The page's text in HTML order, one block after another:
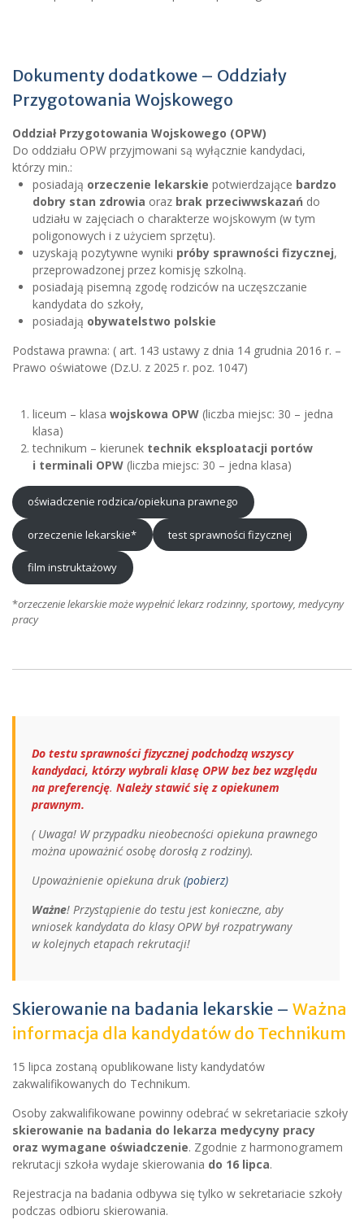
Dokumenty dodatkowe – Oddziały
Przygotowania Wojskowego
Oddział Przygotowania Wojskowego (OPW)
Do oddziału OPW przyjmowani są wyłącznie kandydaci,
którzy min.:
posiadają orzeczenie lekarskie potwierdzające bardzo
dobry stan zdrowia oraz brak przeciwwskazań do
udziału w zajęciach o charakterze wojskowym (w tym
poligonowych i z użyciem sprzętu).
uzyskają pozytywne wyniki próby sprawności fizycznej,
przeprowadzonej przez komisję szkolną.
posiadają pisemną zgodę rodziców na uczęszczanie
kandydata do szkoły,
posiadają obywatelstwo polskie
Podstawa prawna: ( art. 143 ustawy z dnia 14 grudnia 2016 r. –
Prawo oświatowe (Dz.U. z 2025 r. poz. 1047)
liceum – klasa wojskowa OPW (liczba miejsc: 30 – jedna
klasa)
technikum – kierunek technik eksploatacji portów
i terminali OPW (liczba miejsc: 30 – jedna klasa)
oświadczenie rodzica/opiekuna prawnego
orzeczenie lekarskie* test sprawności fizycznej
film instruktażowy
*orzeczenie lekarskie może wypełnić lekarz rodzinny, sportowy, medycyny
pracy
Do testu sprawności fizycznej podchodzą wszyscy
kandydaci, którzy wybrali klasę OPW bez bez względu
na preferencję. ​ Należy stawić się z opiekunem
prawnym.
( Uwaga! W przypadku nieobecności opiekuna prawnego
można upoważnić osobę dorosłą z rodziny).
Upoważnienie opiekuna druk (pobierz)
Ważne! Przystąpienie do testu jest konieczne, aby
wniosek kandydata do klasy OPW był rozpatrywany
w kolejnych etapach rekrutacji!
Skierowanie na badania lekarskie – Ważna
informacja dla kandydatów do Technikum
15 lipca zostaną opublikowane listy kandydatów
zakwalifikowanych do Technikum.
Osoby zakwalifikowane powinny odebrać w sekretariacie szkoły
skierowanie na badania do lekarza medycyny pracy
oraz wymagane oświadczenie. Zgodnie z harmonogramem
rekrutacji szkoła wydaje skierowania do 16 lipca.
Rejestracja na badania odbywa się tylko w sekretariacie szkoły
podczas odbioru skierowania.